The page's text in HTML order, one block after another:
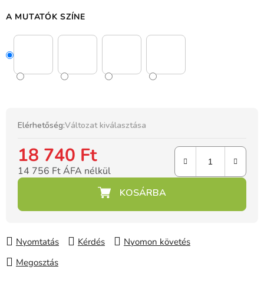
A MUTATÓK SZÍNE
Elérhetőség:Változat kiválasztása
18 740 Ft
14 756 Ft ÁFA nélkül
Nyomtatás Kérdés
Nyomon követés
Megosztás